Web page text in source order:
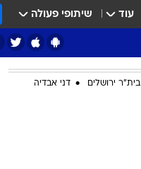
עוד שיתופי פעולה
בית"ר ירושלים דני אבדיה